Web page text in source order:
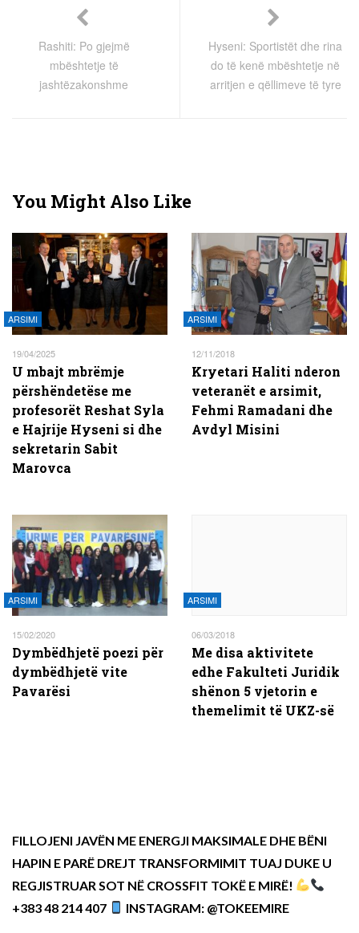
Rashiti: Po gjejmë
mbështetje të
jashtëzakonshme
Hyseni: Sportistët dhe rina
do të kenë mbështetje në
arritjen e qëllimeve të tyre
You Might Also Like
ARSIMI
19/04/2025
U mbajt mbrëmje
përshëndetëse me
profesorët Reshat Syla
e Hajrije Hyseni si dhe
sekretarin Sabit
Marovca
ARSIMI
12/11/2018
Kryetari Haliti nderon
veteranët e arsimit,
Fehmi Ramadani dhe
Avdyl Misini
ARSIMI
15/02/2020
Dymbëdhjetë poezi për
dymbëdhjetë vite
Pavarësi
ARSIMI
06/03/2018
Me disa aktivitete
edhe Fakulteti Juridik
shënon 5 vjetorin e
themelimit të UKZ-së
FILLOJENI JAVËN ME ENERGJI MAKSIMALE DHE BËNI
HAPIN E PARË DREJT TRANSFORMIMIT TUAJ DUKE U
REGJISTRUAR SOT NË CROSSFIT TOKË E MIRË!
+383 48 214 407
INSTAGRAM: @TOKEEMIRE